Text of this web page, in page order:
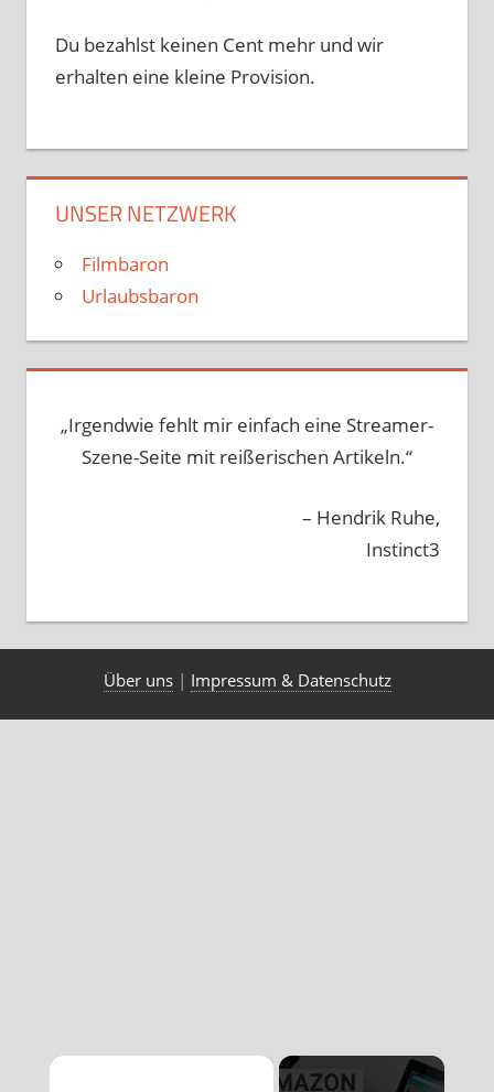
Du bezahlst keinen Cent mehr und wir
erhalten eine kleine Provision.
UNSER NETZWERK
Filmbaron
Urlaubsbaron
„Irgendwie fehlt mir einfach eine Streamer-
Szene-Seite mit reißerischen Artikeln.“
– Hendrik Ruhe,
Instinct3
Über uns| Impressum & Datenschutz
×